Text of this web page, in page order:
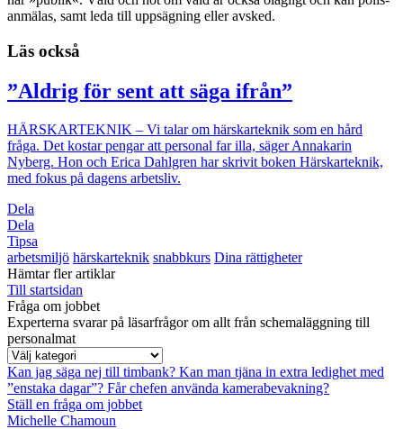
anmälas, samt leda till uppsägning eller avsked.
Läs också
”Aldrig för sent att säga ifrån”
HÄRSKARTEKNIK – Vi talar om härskar­­teknik som en hård
fråga. Det kostar pengar att personal far illa, säger Anna­karin
Nyberg. Hon och Erica Dahlgren har skrivit boken Härskar­teknik,
med fokus på dagens arbetsliv.
Dela
Dela
Tipsa
arbetsmiljö härskarteknik snabbkurs Dina rättigheter
Hämtar fler artiklar
Till startsidan
Fråga om jobbet
Experterna svarar på läsarfrågor om allt från schemaläggning till
personalmat
Kan jag säga nej till timbank? Kan man tjäna in extra ledighet med
”enstaka dagar”? Får chefen använda kamerabevakning?
Ställ en fråga om jobbet
Michelle Chamoun